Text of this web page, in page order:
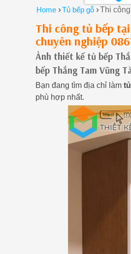
Home ›Tủ bếp gỗ ›Thi
Thi công tủ bếp
chuyên nghiệp
Ảnh thiết kế tủ bếp
bếp Thắng Tam Vũng
Bạn đang tìm địa chỉ làm
phù hợp nhất.